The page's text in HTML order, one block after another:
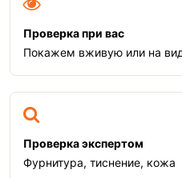
Проверка при вас
Покажем вживую или на
Проверка экспертом
Фурнитура, тиснение, кожа